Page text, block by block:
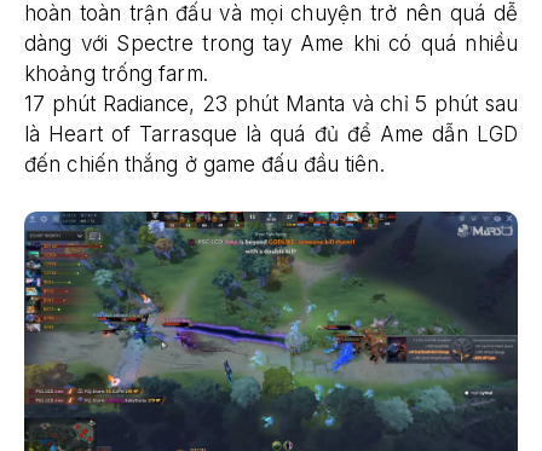
hoàn toàn trận đấu và mọi chuyện trở nên quá dễ
dàng với Spectre trong tay Ame khi có quá nhiều
khoảng trống farm.
17 phút Radiance, 23 phút Manta và chỉ 5 phút sau
là Heart of Tarrasque là quá đủ để Ame dẫn LGD
đến chiến thắng ở game đấu đầu tiên.